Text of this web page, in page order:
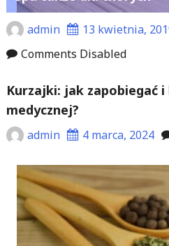
admin
13 kwietnia,
Comments Disabled
Kurzajki: jak zapobiegać
medycznej?
admin 4 marca, 2024